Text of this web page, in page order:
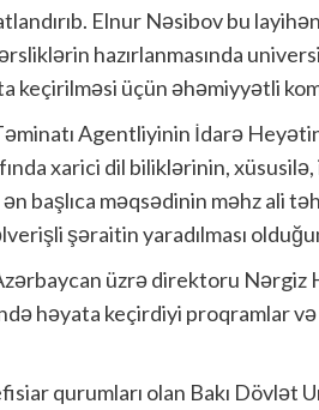
Elnur Nəsibov bu
hazırlanmasında
keçirilməsi üçün əhəmiyyətli
Agentliyinin İdarə
xarici dil biliklərinin,
başlıca məqsədinin məhz ali
şəraitin yaradılması
üzrə direktoru Nərgiz
həyata keçirdiyi proqramlar
qurumları olan Bakı